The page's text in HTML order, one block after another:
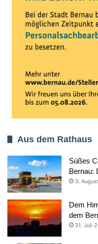
Aus dem Rathaus
Süßes
Bernau:
3.
Dem
dem
31. Juli